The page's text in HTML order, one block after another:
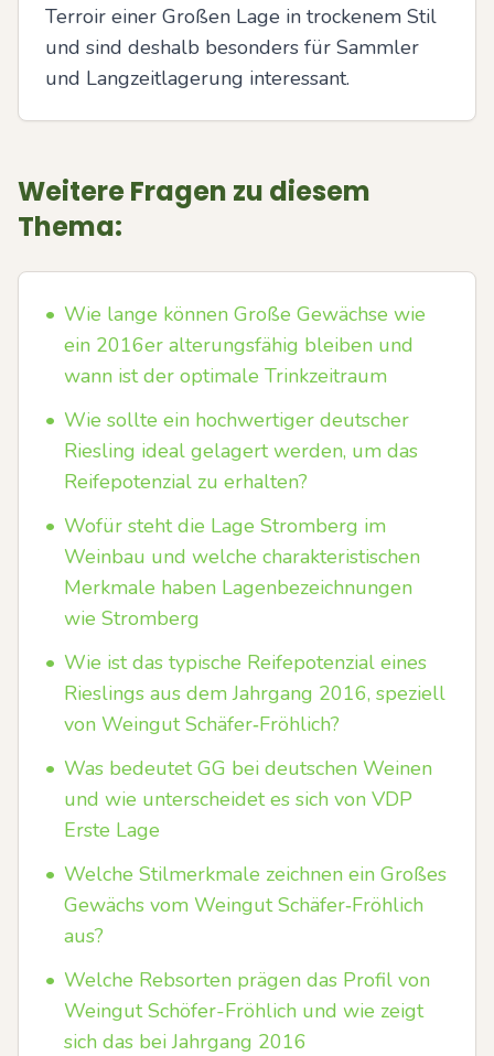
Terroir einer Großen Lage in trockenem Stil
und sind deshalb besonders für Sammler
und Langzeitlagerung interessant.
Weitere Fragen zu diesem
Thema:
• Wie lange können Große Gewächse wie
ein 2016er alterungsfähig bleiben und
wann ist der optimale Trinkzeitraum
• Wie sollte ein hochwertiger deutscher
Riesling ideal gelagert werden, um das
Reifepotenzial zu erhalten?
• Wofür steht die Lage Stromberg im
Weinbau und welche charakteristischen
Merkmale haben Lagenbezeichnungen
wie Stromberg
• Wie ist das typische Reifepotenzial eines
Rieslings aus dem Jahrgang 2016, speziell
von Weingut Schäfer‑Fröhlich?
• Was bedeutet GG bei deutschen Weinen
und wie unterscheidet es sich von VDP
Erste Lage
• Welche Stilmerkmale zeichnen ein Großes
Gewächs vom Weingut Schäfer‑Fröhlich
aus?
• Welche Rebsorten prägen das Profil von
Weingut Schöfer-Fröhlich und wie zeigt
sich das bei Jahrgang 2016